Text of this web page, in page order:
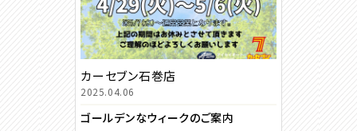
カーセブン石巻店
2025.04.06
ゴールデンなウィークのご案内